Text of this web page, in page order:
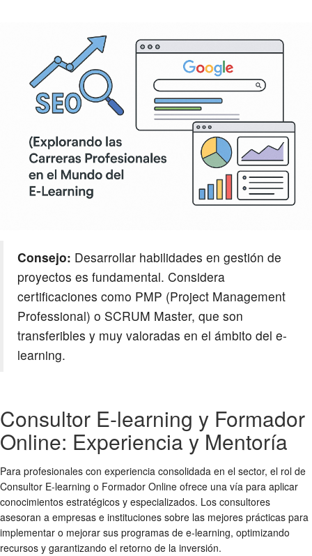
Consejo: Desarrollar habilidades en gestión de
proyectos es fundamental. Considera
certificaciones como PMP (Project Management
Professional) o SCRUM Master, que son
transferibles y muy valoradas en el ámbito del e-
learning.
Consultor E-learning y Formador
Online: Experiencia y Mentoría
Para profesionales con experiencia consolidada en el sector, el rol de
Consultor E-learning o Formador Online ofrece una vía para aplicar
conocimientos estratégicos y especializados. Los consultores
asesoran a empresas e instituciones sobre las mejores prácticas para
implementar o mejorar sus programas de e-learning, optimizando
recursos y garantizando el retorno de la inversión.